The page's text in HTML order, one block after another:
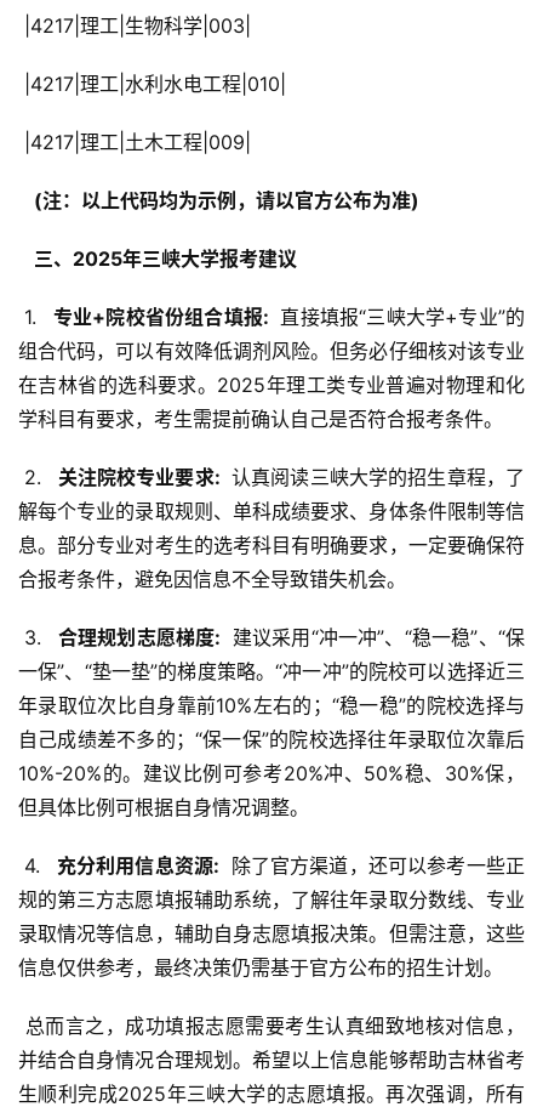
|4217|理工|生物科学|003|
|4217|理工|水利水电工程|010|
|4217|理工|土木工程|009|
  (注：以上代码均为示例，请以官方公布为准)
  三、2025年三峡大学报考建议
1.
  专业+院校省份组合填报:
直接填报“三峡大学+专业”的
组合代码，可以有效降低调剂风险。但务必仔细核对该专业
在吉林省的选科要求。2025年理工类专业普遍对物理和化
学科目有要求，考生需提前确认自己是否符合报考条件。
2.
  关注院校专业要求:
认真阅读三峡大学的招生章程，了
解每个专业的录取规则、单科成绩要求、身体条件限制等信
息。部分专业对考生的选考科目有明确要求，一定要确保符
合报考条件，避免因信息不全导致错失机会。
3.
  合理规划志愿梯度:
建议采用“冲一冲”、“稳一稳”、“保
一保”、“垫一垫”的梯度策略。“冲一冲”的院校可以选择近三
年录取位次比自身靠前10%左右的；“稳一稳”的院校选择与
自己成绩差不多的；“保一保”的院校选择往年录取位次靠后
10%-20%的。建议比例可参考20%冲、50%稳、30%保，
但具体比例可根据自身情况调整。
4.
  充分利用信息资源:
除了官方渠道，还可以参考一些正
规的第三方志愿填报辅助系统，了解往年录取分数线、专业
录取情况等信息，辅助自身志愿填报决策。但需注意，这些
信息仅供参考，最终决策仍需基于官方公布的招生计划。
并结合自身情况合理规划。希望以上信息能够帮助吉林省考
生顺利完成2025年三峡大学的志愿填报。再次强调，所有